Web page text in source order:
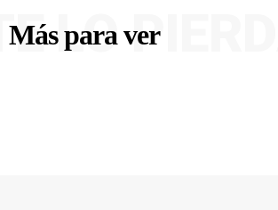
Más para ver
LO